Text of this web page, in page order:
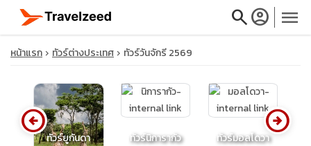
searchaccount_circle menu
close
หน้าแรก ทัวร์ต่างประเทศ ทัวร์วันจักรี 2569
ทัวร์ยูกันดา ทัวร์นิการากัว ทัวร์มอลโดวา
arrow_circle_left arrow_circle_right